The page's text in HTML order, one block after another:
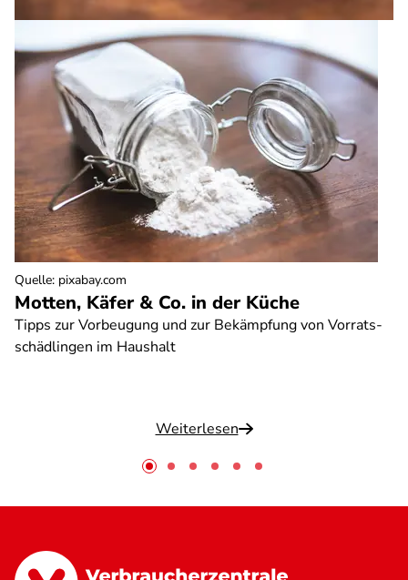
Motten, Käfer & Co. in der Küche
Tipps zur Vorbeugung und zur Bekämpfung von Vorrats-
schädlingen im Haushalt
Weiterlesen
Quelle: pixabay.com